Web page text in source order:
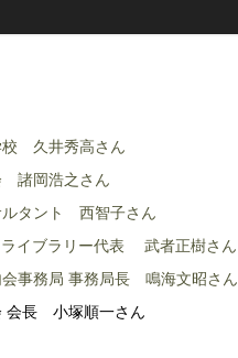
校 久井秀高さん
諸岡浩之さん
タント 西智子さん
ライブラリー代表 武者正樹さん
事務局 事務局長 鳴海文昭さん
会長 小塚順一さん